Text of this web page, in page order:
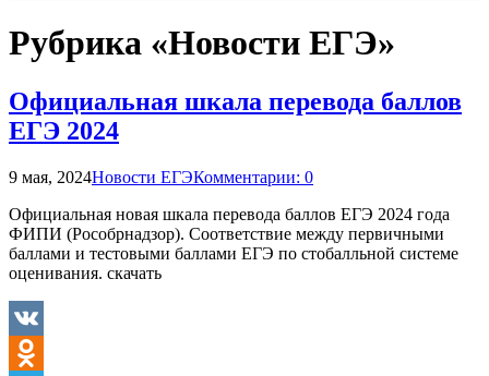
Рубрика «Новости ЕГЭ»
Официальная шкала перевода баллов
ЕГЭ 2024
9 мая, 2024Новости ЕГЭКомментарии: 0
Официальная новая шкала перевода баллов ЕГЭ 2024 года
ФИПИ (Рособрнадзор). Соответствие между первичными
баллами и тестовыми баллами ЕГЭ по стобалльной системе
оценивания. скачать
VK